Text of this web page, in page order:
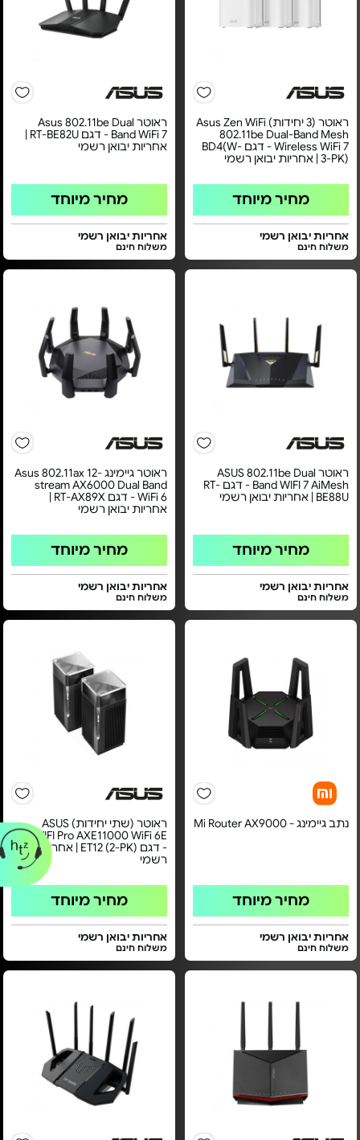
ראוטר (3 יחידות) Asus Zen WiFi
802.11be Dual-Band Mesh
Wireless WiFi 7 - דגם BD4(W-
3-PK) | אחריות יבואן רשמי
מחיר מיוחד
אחריות יבואן רשמי
משלוח חינם
ראוטר Asus 802.11be Dual
Band WiFi 7 - דגם RT-BE82U |
אחריות יבואן רשמי
מחיר מיוחד
אחריות יבואן רשמי
משלוח חינם
ראוטר ASUS 802.11be Dual
Band WIFI 7 AiMesh - דגם RT-
BE88U | אחריות יבואן רשמי
מחיר מיוחד
אחריות יבואן רשמי
משלוח חינם
ראוטר גיימינג Asus 802.11ax 12-
stream AX6000 Dual Band
WiFi 6 - דגם RT-AX89X |
אחריות יבואן רשמי
מחיר מיוחד
אחריות יבואן רשמי
משלוח חינם
נתב גיימינג - Mi Router AX9000
מחיר מיוחד
אחריות יבואן רשמי
משלוח חינם
ראוטר (שתי יחידות) ASUS
ZenWIFI Pro AXE11000 WiFi 6E
- דגם ET12 (2-PK) | אחריות יבואן
רשמי
מחיר מיוחד
אחריות יבואן רשמי
משלוח חינם